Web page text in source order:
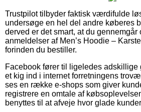
Trustpilot tilbyder faktisk værdifulde
undersøge en hel del andre køberes
derved er det smart, at du
anmeldelser af Men’s Hoodie –
forinden du bestiller.
Facebook fører til ligeledes adskillige
et kig ind i internet forretningens
ses en række e-shops som giver
registrere en omtale af
benyttes til at afveje hvor glade